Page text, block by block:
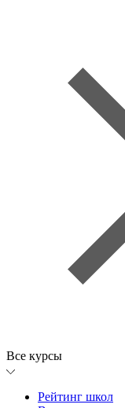
Все курсы
Рейтинг школ